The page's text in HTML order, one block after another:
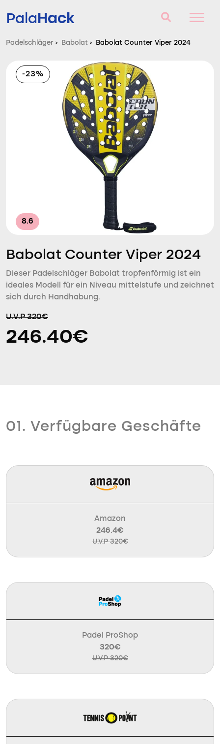
PalaHack
Padelschläger
Fragen und Antworten
Vergleich
Padelschläger › Babolat › Babolat Counter Viper 2024
-23%
8.6
Babolat Counter Viper 2024
Dieser Padelschläger Babolat tropfenförmig ist ein
ideales Modell für ein Niveau mittelstufe und zeichnet
sich durch Handhabung.
U.V.P 320€
246.40€
01. Verfügbare Geschäfte
Amazon
246.4€
U.V.P 320€
Padel ProShop
320€
U.V.P 320€